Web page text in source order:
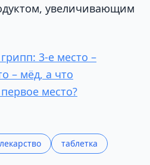
увеличивающим
3-е место –
– мёд, а что
место?
лекарство таблетка